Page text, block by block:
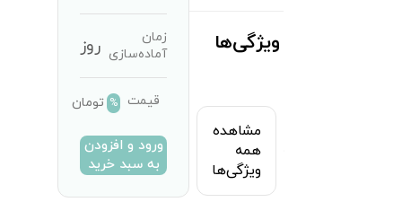
ویژگی‌ها
مشاهده
همه
ویژگی‌ها
زمان
آماده‌سازی روز
قیمت % تومان
ورود و افزودن
به سبد خرید